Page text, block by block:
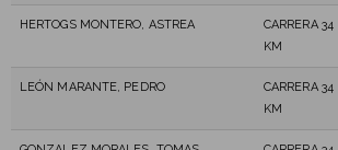
HERTOGS MONTERO, ASTREA
CARRERA 34
KM
LEÓN MARANTE, PEDRO
CARRERA 34
KM